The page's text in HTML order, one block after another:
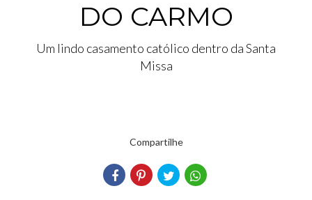
DO CARMO
Um lindo casamento católico dentro da Santa
Missa
Compartilhe